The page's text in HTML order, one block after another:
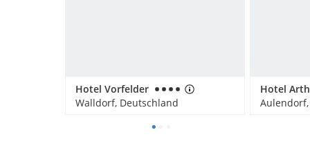
Hotel Vorfelder
Walldorf, Deutschland
Hotel